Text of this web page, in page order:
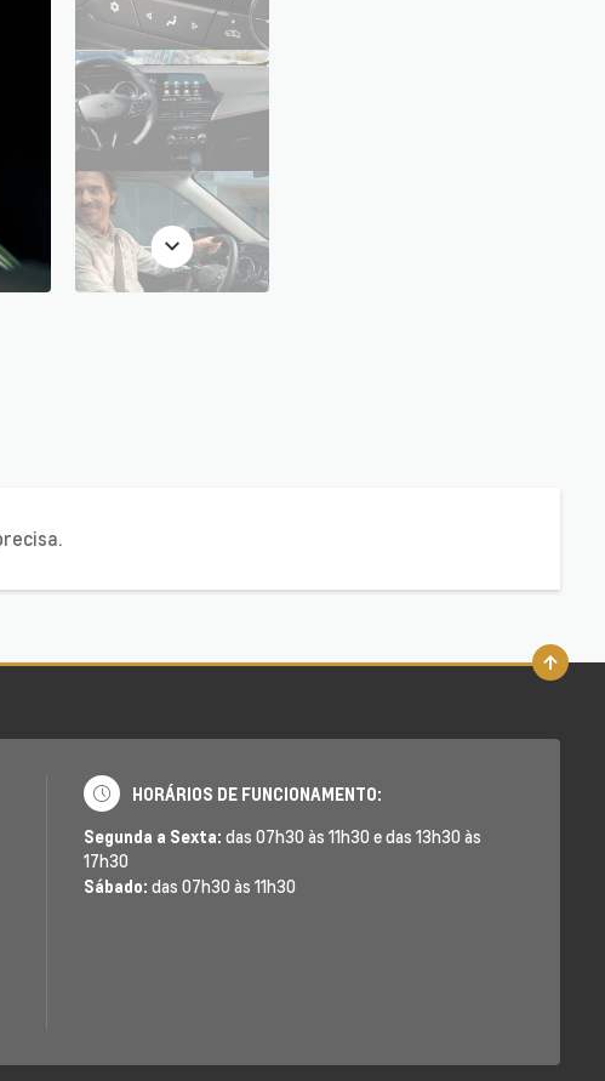
HORÁRIOS DE FUNCIONAMENTO:
Segunda a Sexta: das 07h30 às 11h30 e das 13h30 às
17h30
Sábado: das 07h30 às 11h30